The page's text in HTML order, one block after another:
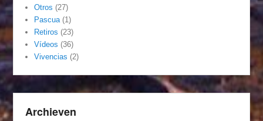
Otros (27)
Pascua (1)
Retiros (23)
Vídeos (36)
Vivencias (2)
Archieven